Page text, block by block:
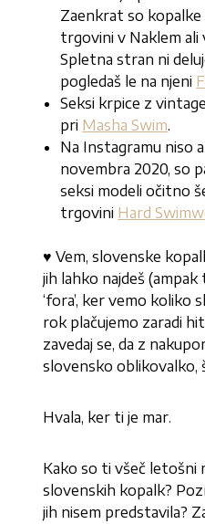
Zaenkrat so kopalke
trgovini v Naklem ali
Spletna stran ni
pogledaš le na njeni
Seksi krpice z
pri Masha Swim.
Na Instagramu niso
novembra 2020, so
seksi modeli očitno
trgovini Hard
♥ Vem, slovenske
jih lahko najdeš
‘fora’, ker vemo koliko
rok plačujemo zaradi
zavedaj se, da z
slovensko oblikovalko,
Hvala, ker ti je mar.
Kako so ti všeč letošni
slovenskih kopalk?
jih nisem predstavila?